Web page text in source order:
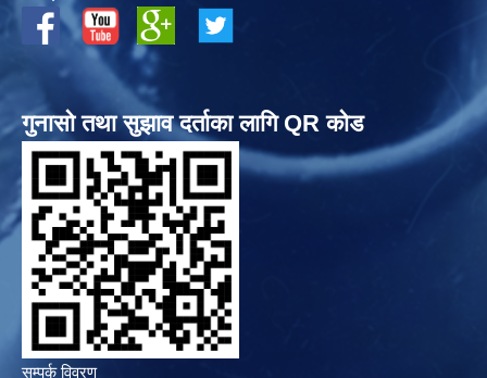
गुनासो तथा सुझाव दर्ताका लागि QR कोड
सम्पर्क विवरण